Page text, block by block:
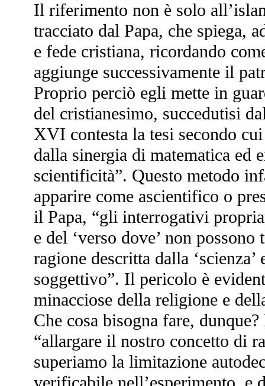
Il riferimento non è solo
tracciato dal Papa, che spiega,
e fede cristiana, ricordando
aggiunge successivamente il
Proprio perciò egli mette in
del cristianesimo, succedutisi
XVI contesta la tesi secondo
dalla sinergia di matematica ed
scientificità”. Questo metodo
apparire come ascientifico o
il Papa, “gli interrogativi
e del ‘verso dove’ non
ragione descritta dalla
soggettivo”. Il pericolo è
minacciose della religione e
Che cosa bisogna fare,
“allargare il nostro concetto di
superiamo la limitazione